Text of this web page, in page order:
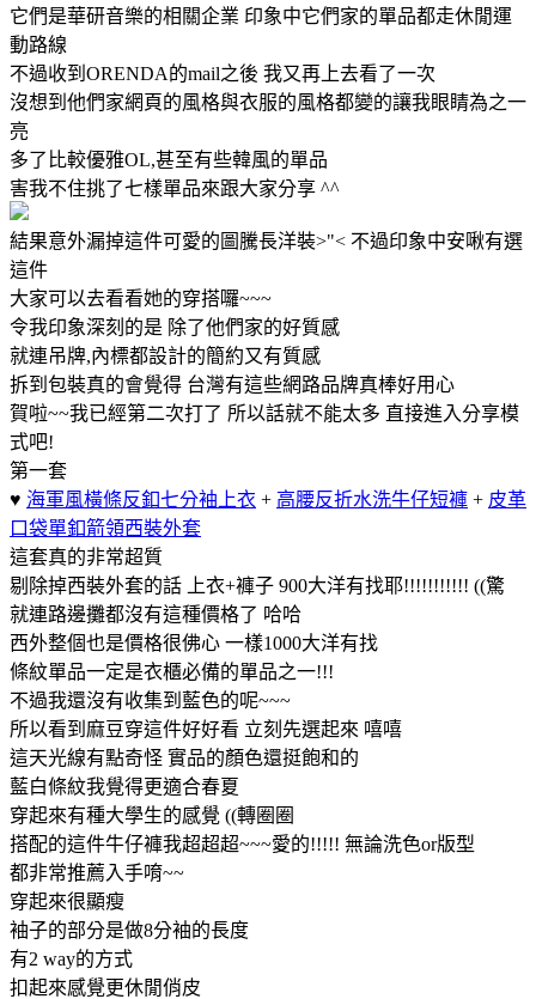
它們是華研音樂的相關企業 印象中它們家的單品都走休閒運
動路線
不過收到ORENDA的mail之後 我又再上去看了一次
沒想到他們家網頁的風格與衣服的風格都變的讓我眼睛為之一
亮
多了比較優雅OL,甚至有些韓風的單品
害我不住挑了七樣單品來跟大家分享 ^^
結果意外漏掉這件可愛的圖騰長洋裝>"< 不過印象中安啾有選
這件
大家可以去看看她的穿搭囉~~~
令我印象深刻的是 除了他們家的好質感
就連吊牌,內標都設計的簡約又有質感
拆到包裝真的會覺得 台灣有這些網路品牌真棒好用心
賀啦~~我已經第二次打了 所以話就不能太多 直接進入分享模
式吧!
第一套
♥ 海軍風橫條反釦七分袖上衣 + 高腰反折水洗牛仔短褲 + 皮革
口袋單釦箭領西裝外套
這套真的非常超質
剔除掉西裝外套的話 上衣+褲子 900大洋有找耶!!!!!!!!!!! ((驚
就連路邊攤都沒有這種價格了 哈哈
西外整個也是價格很佛心 一樣1000大洋有找
條紋單品一定是衣櫃必備的單品之一!!!
不過我還沒有收集到藍色的呢~~~
所以看到麻豆穿這件好好看 立刻先選起來 嘻嘻
這天光線有點奇怪 實品的顏色還挺飽和的
藍白條紋我覺得更適合春夏
穿起來有種大學生的感覺 ((轉圈圈
搭配的這件牛仔褲我超超超~~~愛的!!!!! 無論洗色or版型
都非常推薦入手唷~~
穿起來很顯瘦
袖子的部分是做8分袖的長度
有2 way的方式
扣起來感覺更休閒俏皮